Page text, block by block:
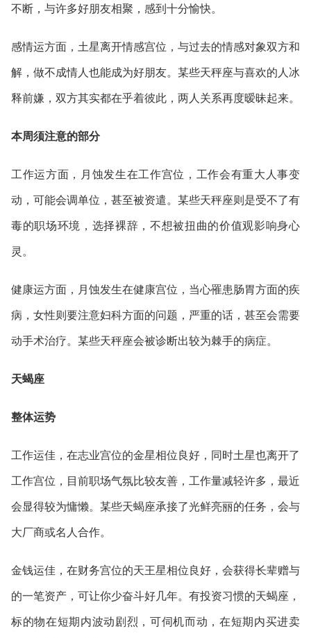
不断，与许多好朋友相聚，感到十分愉快。
感情运方面，土星离开情感宫位，与过去的情感对象双方和
解，做不成情人也能成为好朋友。某些天秤座与喜欢的人冰
释前嫌，双方其实都在乎着彼此，两人关系再度暧昧起来。
本周须注意的部分
工作运方面，月蚀发生在工作宫位，工作会有重大人事变
动，可能会调单位，甚至被资遣。某些天秤座则是受不了有
毒的职场环境，选择裸辞，不想被扭曲的价值观影响身心
灵。
健康运方面，月蚀发生在健康宫位，当心罹患肠胃方面的疾
病，女性则要注意妇科方面的问题，严重的话，甚至会需要
动手术治疗。某些天秤座会被诊断出较为棘手的病症。
天蝎座
整体运势
工作运佳，在志业宫位的金星相位良好，同时土星也离开了
工作宫位，目前职场气氛比较友善，工作量减轻许多，最近
会显得较为慵懒。某些天蝎座承接了光鲜亮丽的任务，会与
大厂商或名人合作。
金钱运佳，在财务宫位的天王星相位良好，会获得长辈赠与
的一笔资产，可让你少奋斗好几年。 有投资习惯的天蝎座，
标的物在短期内波动剧烈，可伺机而动，在短期内买进卖